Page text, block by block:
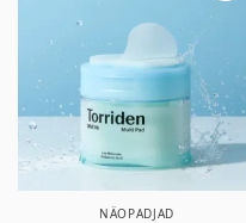
NÄOPADJAD